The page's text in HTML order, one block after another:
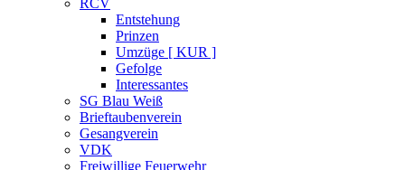
RCV
Entstehung
Prinzen
Umzüge [ KUR ]
Gefolge
Interessantes
SG Blau Weiß
Brieftaubenverein
Gesangverein
VDK
Freiwillige Feuerwehr